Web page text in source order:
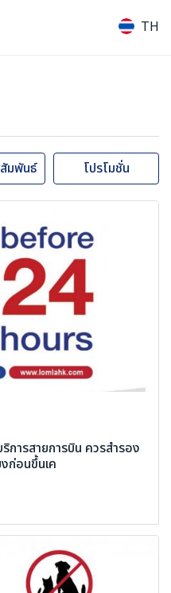
TH
มพันธ์ โปรโมชั่น
การสายการบิน ควรสำรอง
ก่อนขึ้นเค